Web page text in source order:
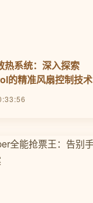
热系统：深入探索
的精准风扇控制技术